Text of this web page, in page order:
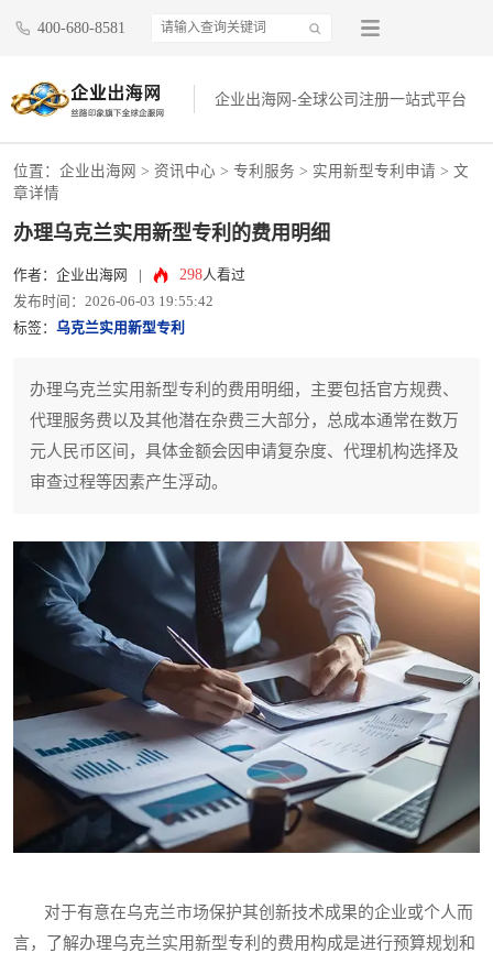
400-680-8581
企业出海网-全球公司注册一站式平台
位置： 企业出海网 > 资讯中心 > 专利服务 > 实用新型专利申请 > 文
章详情
办理乌克兰实用新型专利的费用明细
作者：企业出海网 298人看过
发布时间：2026-06-03 19:55:42
标签： 乌克兰实用新型专利
办理乌克兰实用新型专利的费用明细，主要包括官方规费、
代理服务费以及其他潜在杂费三大部分，总成本通常在数万
元人民币区间，具体金额会因申请复杂度、代理机构选择及
审查过程等因素产生浮动。
对于有意在乌克兰市场保护其创新技术成果的企业或个人而
言，了解办理乌克兰实用新型专利的费用构成是进行预算规划和